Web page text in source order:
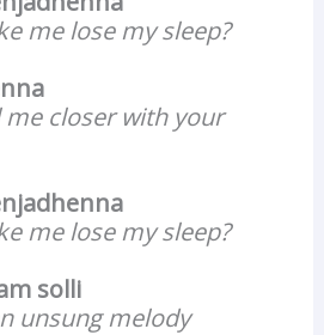
me lose my sleep?
me closer with your
me lose my sleep?
solli
unsung melody